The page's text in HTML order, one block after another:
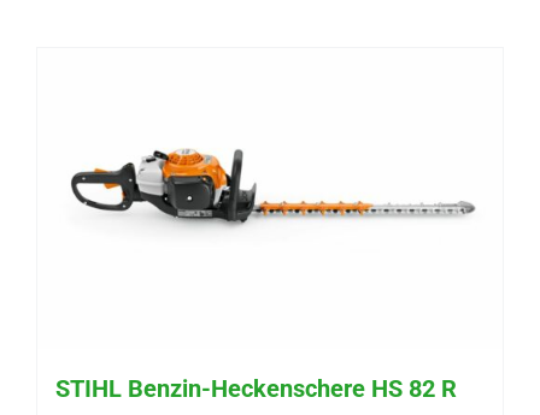
STIHL Benzin-Heckenschere HS 82 R